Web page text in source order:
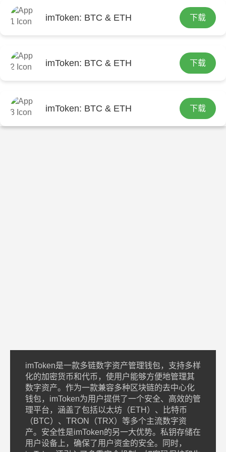
imToken: BTC & ETH 下载
imToken: BTC & ETH 下载
imToken: BTC & ETH 下载
首页
包含"如何在imToken下载入口中实现快速交
在imToken下载地址交易，掌握这些要
imToken是一款多链数字资产管理钱包，支持多样
化的加密货币和代币，使用户能够方便地管理其
数字资产。作为一款兼容多种区块链的去中心化
钱包，imToken为用户提供了一个安全、高效的管
理平台，涵盖了包括以太坊（ETH）、比特币
（BTC）、TRON（TRX）等多个主流数字资
产。安全性是imToken的另一大优势。私钥存储在
用户设备上，确保了用户资金的安全。同时，